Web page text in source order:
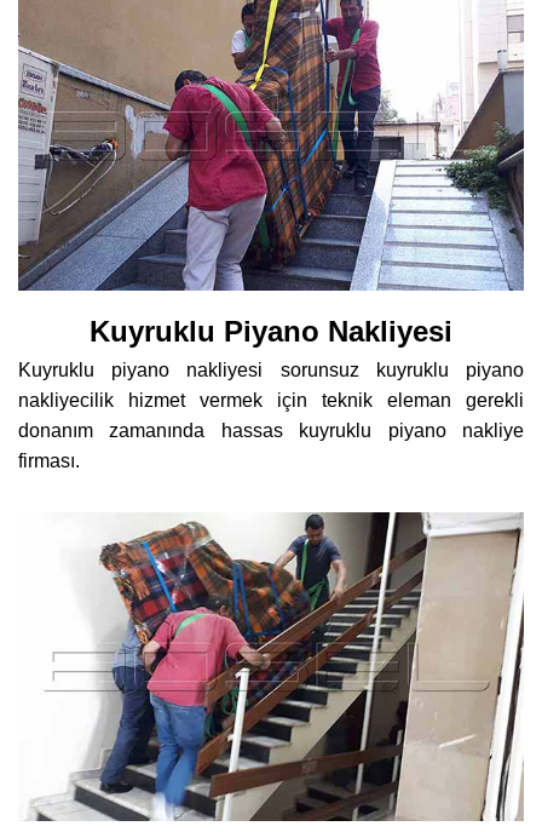
Kuyruklu Piyano Nakliyesi
Kuyruklu piyano nakliyesi sorunsuz kuyruklu piyano
nakliyecilik hizmet vermek için teknik eleman gerekli
donanım zamanında hassas kuyruklu piyano nakliye
firması.